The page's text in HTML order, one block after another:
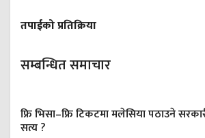
तपाईको प्रतिक्रिया
सम्बन्धित समाचार
फ्रि भिसा–फ्रि टिकटमा मलेसिया पठाउने
सत्य ?